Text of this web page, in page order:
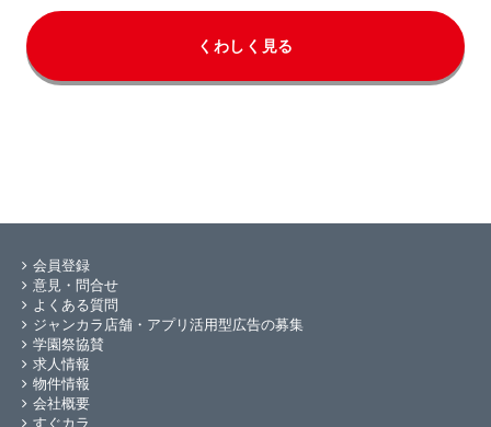
くわしく見る
会員登録
意見・問合せ
よくある質問
ジャンカラ店舗・アプリ活用型広告の募集
学園祭協賛
求人情報
物件情報
会社概要
すぐカラ